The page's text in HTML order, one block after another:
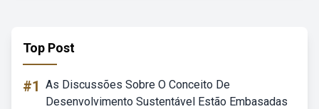
Top Post
#1 As Discussões Sobre O Conceito De
Desenvolvimento Sustentável Estão Embasadas